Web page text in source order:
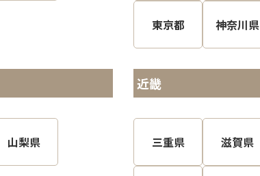
東京都 神奈川県
山梨県
近畿
三重県 滋賀県